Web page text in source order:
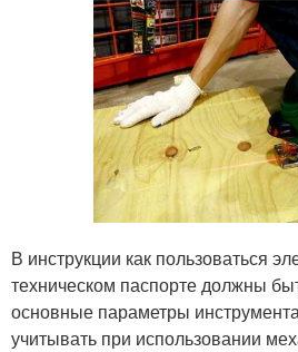
В инструкции как пользоваться
техническом паспорте должны
основные параметры
учитывать при использовании